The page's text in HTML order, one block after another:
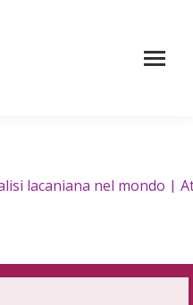
nel mondo |